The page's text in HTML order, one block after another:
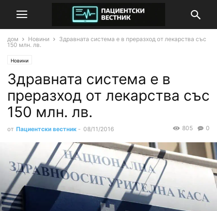
дом Новини
Здравната система е в преразход от лекарства със
150 млн. лв.
Новини
Здравната система е в
преразход от лекарства със
150 млн. лв.
от Пациентски вестник - 08/11/2016 0
805